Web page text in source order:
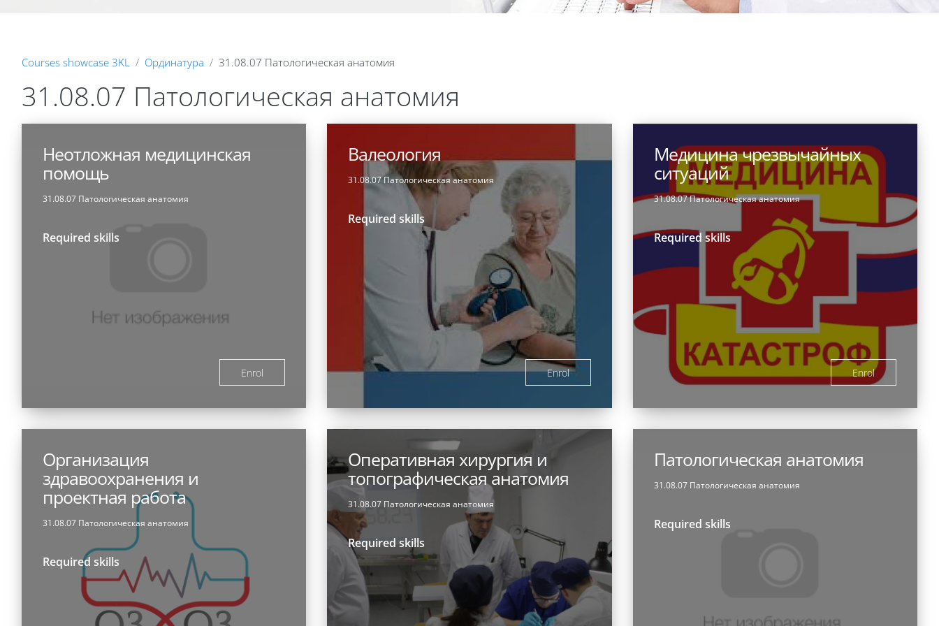
Courses showcase 3KL Ординатура 31.08.07 Патологическая анатомия
31.08.07 Патологическая анатомия
Неотложная медицинская
помощь
31.08.07 Патологическая анатомия
Required skills
Enrol
Валеология
31.08.07 Патологическая анатомия
Required skills
Enrol
Медицина чрезвычайных
ситуаций
31.08.07 Патологическая анатомия
Required skills
Enrol
Организация
здравоохранения и
проектная работа
31.08.07 Патологическая анатомия
Required skills
Оперативная хирургия и
топографическая анатомия
31.08.07 Патологическая анатомия
Required skills
Патологическая анатомия
31.08.07 Патологическая анатомия
Required skills